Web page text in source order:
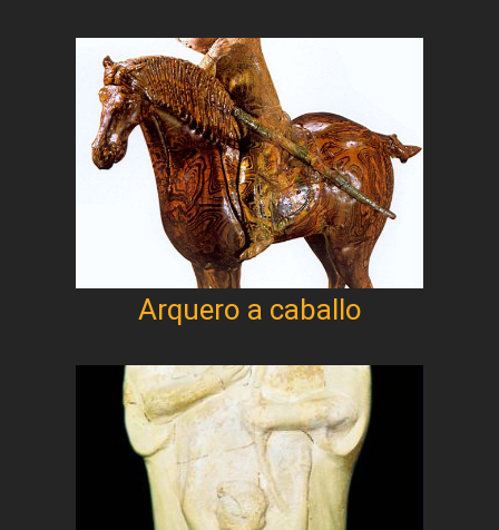
Arquero a caballo